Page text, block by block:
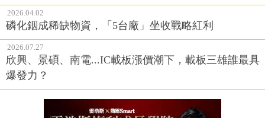
2026.04.02
磷化銦成稀缺物資，「5台廠」坐收戰略紅利
2026.07.27
欣興、景碩、南電...IC載板漲價潮下，載板三雄誰最具
爆發力？